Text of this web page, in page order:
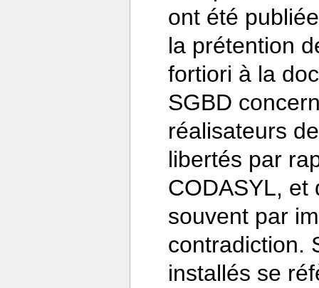
ont été
la prétention
fortiori à la
SGBD
réalisateurs
libertés par
CODASYL, et
souvent par
contradiction.
installés se